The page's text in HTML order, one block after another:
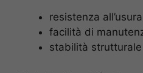
resistenza
facilità di
stabilità